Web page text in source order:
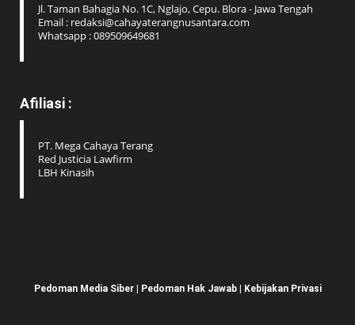
Jl. Taman Bahagia No. 1C, Nglajo, Cepu. Blora - Jawa Tengah
Email : redaksi@cahayaterangnusantara.com
Whatsapp : 089509649681
Afiliasi :
PT. Mega Cahaya Terang
Red Justicia Lawfirm
LBH Kinasih
Pedoman Media Siber| Pedoman Hak Jawab| Kebijakan Privasi